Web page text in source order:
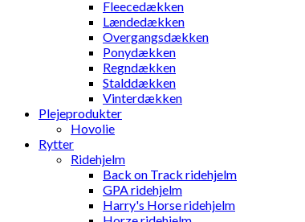
Fleecedækken
Lændedækken
Overgangsdækken
Ponydækken
Regndækken
Stalddækken
Vinterdækken
Plejeprodukter
Hovolie
Rytter
Ridehjelm
Back on Track ridehjelm
GPA ridehjelm
Harry's Horse ridehjelm